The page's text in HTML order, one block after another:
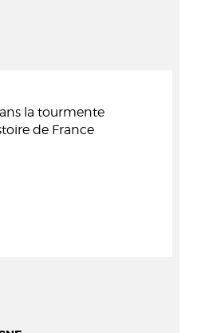
la tourmente
de France